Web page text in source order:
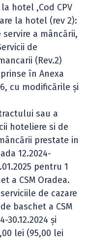
la hotel ,Cod CPV
la hotel (rev 2):
a mâncării,
de
(Rev.2)
în Anexa
cu modificările și
sau a
hoteliere si de
prestate in
12.2024-
pentru 1
a CSM Oradea.
de cazare
baschet a CSM
30.12.2024 și
lei (95,00 lei